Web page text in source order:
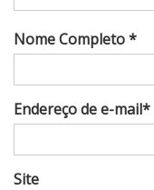
Nome Completo *
Endereço de e-mail*
Site